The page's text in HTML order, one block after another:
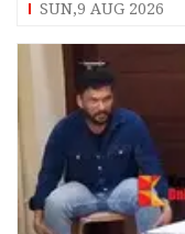
SUN,9 AUG 2026